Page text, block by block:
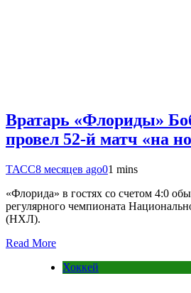
Вратарь «Флориды»
провел 52-й матч «на
ТАСС8 месяцев ago01 mins
«Флорида» в гостях со счетом 4:0
регулярного чемпионата
(НХЛ).
Read More
Хоккей